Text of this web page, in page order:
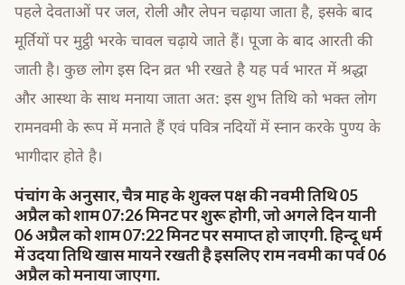
पहले देवताओं पर जल, रोली और लेपन चढ़ाया जाता है, इसके बाद
मूर्तियों पर मुट्ठी भरके चावल चढ़ाये जाते हैं। पूजा के बाद आ‍रती की
जाती है। कुछ लोग इस दिन व्रत भी रखते है यह पर्व भारत में श्रद्धा
और आस्था के साथ मनाया जाता अत: इस शुभ तिथि को भक्त लोग
रामनवमी के रूप में मनाते हैं एवं पवित्र नदियों में स्नान करके पुण्य के
भागीदार होते है।
पंचांग के अनुसार, चैत्र माह के शुक्ल पक्ष की नवमी तिथि 05
अप्रैल को शाम 07:26 मिनट पर शुरू होगी, जो अगले दिन यानी
06 अप्रैल को शाम 07:22 मिनट पर समाप्त हो जाएगी. हिन्दू धर्म
में उदया तिथि खास मायने रखती है इसलिए राम नवमी का पर्व 06
अप्रैल को मनाया जाएगा.